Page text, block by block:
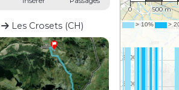
Les Crosets (CH)
0 500 m